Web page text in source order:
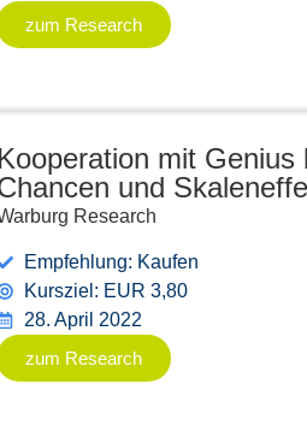
zum Research
Kooperation mit Genius
und
Research
Empfehlung: Kaufen
Kursziel: EUR 3,80
28. April 2022
zum Research